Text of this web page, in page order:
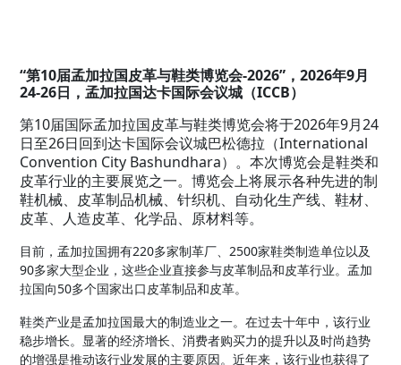
“第10届孟加拉国皮革与鞋类博览会-2026”，2026年9月
24-26日，孟加拉国达卡国际会议城（ICCB）
第10届国际孟加拉国皮革与鞋类博览会将于2026年9月24
日至26日回到达卡国际会议城巴松德拉（International
Convention City Bashundhara）。本次博览会是鞋类和
皮革行业的主要展览之一。博览会上将展示各种先进的制
鞋机械、皮革制品机械、针织机、自动化生产线、鞋材、
皮革、人造皮革、化学品、原材料等。
目前，孟加拉国拥有220多家制革厂、 2500家鞋类制造单位以及
90多家大型企业，这些企业直接参与皮革制品和皮革行业。孟加
拉国向 50多个国家出口皮革制品和皮革。
鞋类产业是孟加拉国最大的制造业之一。在过去十年中，该行业
稳步增长。显著的经济增长、消费者购买力的提升以及时尚趋势
的增强是推动该行业发展的主要原因。近年来，该行业也获得了